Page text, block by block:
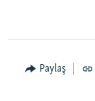
Paylaş